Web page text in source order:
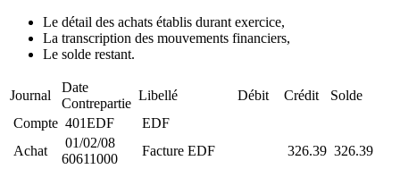
Le détail des achats établis durant exercice,
La transcription des mouvements financiers,
Le solde restant.
Journal
Date
Contrepartie
Libellé Débit Crédit
Solde
Compte 401EDF
EDF
Achat
01/02/08
60611000
Facture EDF 326.39 326.39